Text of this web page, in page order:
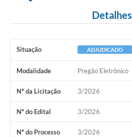
Detalhes
Situação ADJUDICADO
Modalidade Pregão Eletrônico
Nº da Licitação 3/2026
Nº do Edital 3/2026
Nº do Processo 3/2026